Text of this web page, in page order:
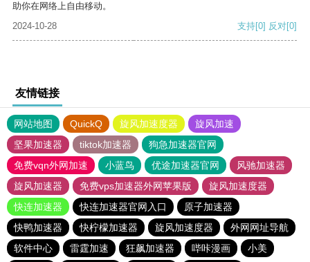
助你在网络上自由移动。
2024-10-28
支持[0] 反对[0]
友情链接
网站地图 QuickQ 旋风加速度器
旋风加速
坚果加速器
tiktok加速器
狗急加速器官网
免费vqn外网加速
小蓝鸟 优途加速器官网
风驰加速器
旋风加速器
免费vps加速器外网苹果版
旋风加速度器
快连加速器
快连加速器官网入口
原子加速器
快鸭加速器
快柠檬加速器 旋风加速度器
外网网址导航
软件中心
雷霆加速 狂飙加速器 哔咔漫画 小美